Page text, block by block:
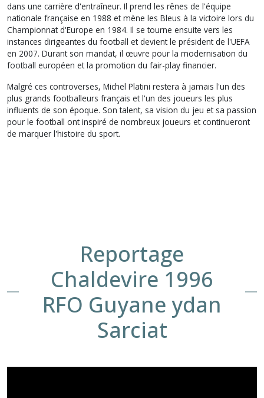
dans une carrière d'entraîneur. Il prend les rênes de l'équipe
nationale française en 1988 et mène les Bleus à la victoire lors du
Championnat d'Europe en 1984. Il se tourne ensuite vers les
instances dirigeantes du football et devient le président de l'UEFA
en 2007. Durant son mandat, il œuvre pour la modernisation du
football européen et la promotion du fair-play financier.
Malgré ces controverses, Michel Platini restera à jamais l'un des
plus grands footballeurs français et l'un des joueurs les plus
influents de son époque. Son talent, sa vision du jeu et sa passion
pour le football ont inspiré de nombreux joueurs et continueront
de marquer l'histoire du sport.
Reportage
Chaldevire 1996
RFO Guyane ydan
Sarciat